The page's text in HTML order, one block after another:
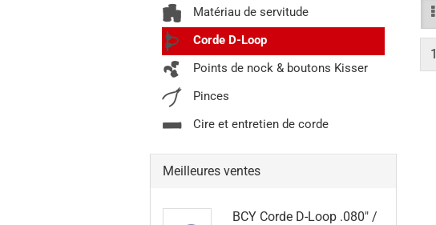
1
Matériau de servitude
Corde D-Loop
Points de nock & boutons Kisser
Pinces
Cire et entretien de corde
Meilleures ventes
BCY Corde D-Loop .080" /